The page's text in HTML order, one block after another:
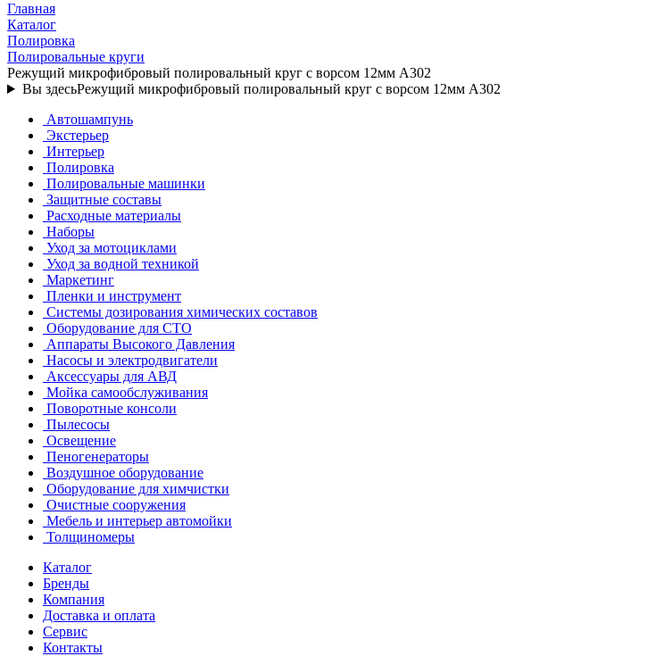
Главная
Каталог
Полировка
Полировальные круги
Режущий микрофибровый полировальный круг с ворсом 12мм A302
Вы здесьРежущий микрофибровый полировальный круг с ворсом 12мм A302
Автошампунь
Экстерьер
Интерьер
Полировка
Полировальные машинки
Защитные составы
Расходные материалы
Наборы
Уход за мотоциклами
Уход за водной техникой
Маркетинг
Пленки и инструмент
Системы дозирования химических составов
Оборудование для СТО
Аппараты Высокого Давления
Насосы и электродвигатели
Аксессуары для АВД
Мойка самообслуживания
Поворотные консоли
Пылесосы
Освещение
Пеногенераторы
Воздушное оборудование
Оборудование для химчистки
Очистные сооружения
Мебель и интерьер автомойки
Толщиномеры
Каталог
Бренды
Компания
Доставка и оплата
Сервис
Контакты